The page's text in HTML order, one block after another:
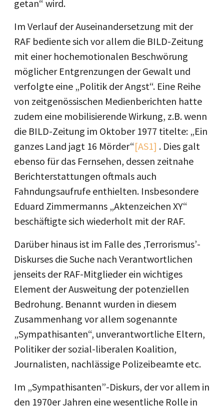
getan“ wird.
Im Verlauf der Auseinandersetzung mit der
RAF bediente sich vor allem die BILD-Zeitung
mit einer hochemotionalen Beschwörung
möglicher Entgrenzungen der Gewalt und
verfolgte eine „Politik der Angst“. Eine Reihe
von zeitgenössischen Medienberichten hatte
zudem eine mobilisierende Wirkung, z.B. wenn
die BILD-Zeitung im Oktober 1977 titelte: „Ein
ganzes Land jagt 16 Mörder“[AS1] . Dies galt
ebenso für das Fernsehen, dessen zeitnahe
Berichterstattungen oftmals auch
Fahndungsaufrufe enthielten. Insbesondere
Eduard Zimmermanns „Aktenzeichen XY“
beschäftigte sich wiederholt mit der RAF.
Darüber hinaus ist im Falle des ‚Terrorismus’-
Diskurses die Suche nach Verantwortlichen
jenseits der RAF-Mitglieder ein wichtiges
Element der Ausweitung der potenziellen
Bedrohung. Benannt wurden in diesem
Zusammenhang vor allem sogenannte
„Sympathisanten“, unverantwortliche Eltern,
Politiker der sozial-liberalen Koalition,
Journalisten, nachlässige Polizeibeamte etc.
Im „Sympathisanten”-Diskurs, der vor allem in
den 1970er Jahren eine wesentliche Rolle in